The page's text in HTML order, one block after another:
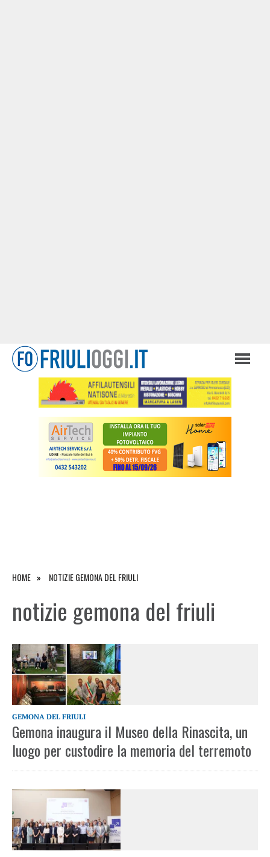
HOME NOTIZIE GEMONA DEL FRIULI
notizie gemona del friuli
GEMONA DEL FRIULI
Gemona inaugura il Museo della Rinascita, un
luogo per custodire la memoria del terremoto